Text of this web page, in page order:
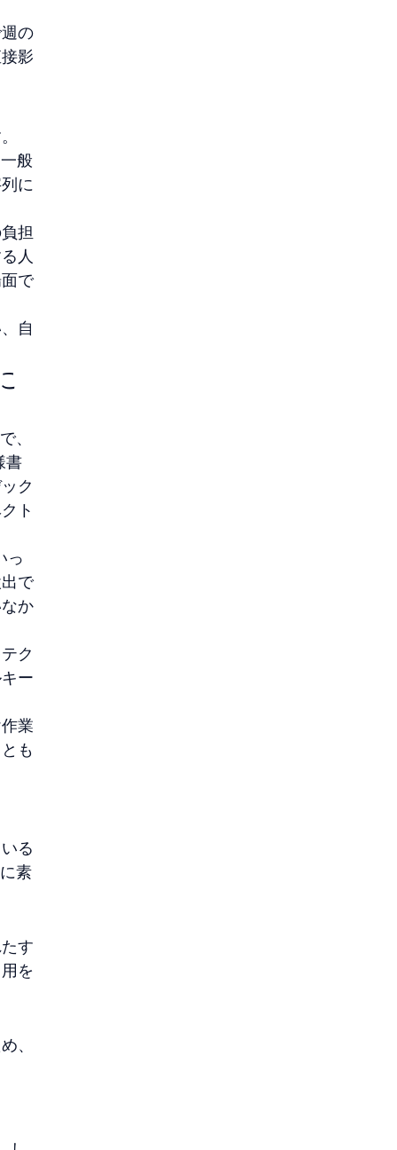
の
影
般
に
担
人
で
自
、
書
ク
ト
っ
で
か
ク
ー
業
も
る
素
す
を
、